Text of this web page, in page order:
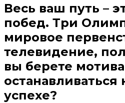
Весь ваш путь –
побед. Три
мировое
телевидение,
вы берете
останавливаться
успехе?